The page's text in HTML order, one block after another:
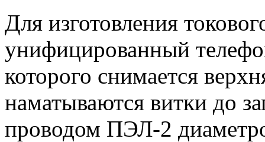
Для изготовления
унифицированный
которого снимается
наматываются витки до
проводом ПЭЛ-2